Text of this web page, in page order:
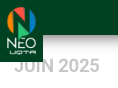
JUIN 2025